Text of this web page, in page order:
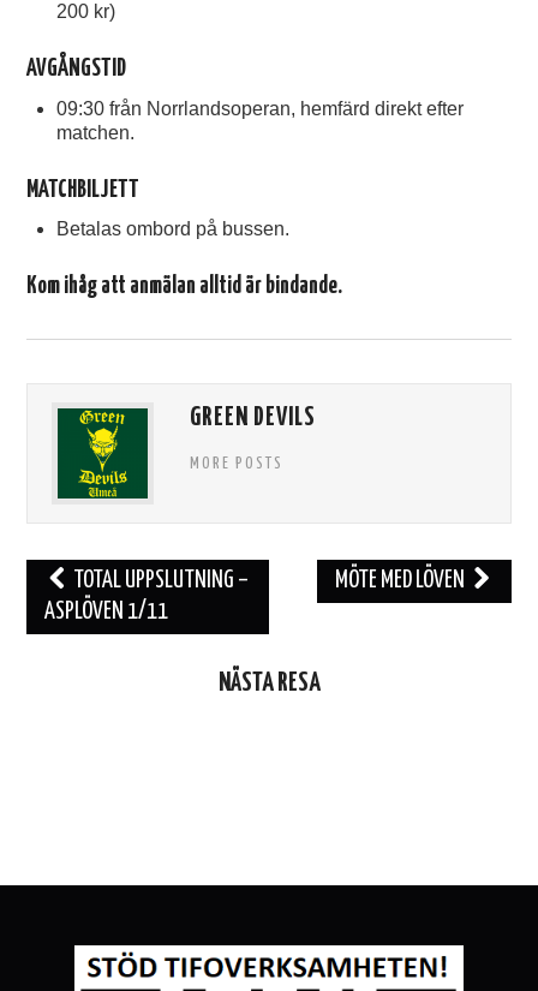
200 kr)
AVGÅNGSTID
09:30 från Norrlandsoperan, hemfärd direkt efter
matchen.
MATCHBILJETT
Betalas ombord på bussen.
Kom ihåg att anmälan alltid är bindande.
GREEN DEVILS
MORE POSTS
Inläggsnavigering
TOTAL UPPSLUTNING –
ASPLÖVEN 1/11
MÖTE MED LÖVEN
NÄSTA RESA